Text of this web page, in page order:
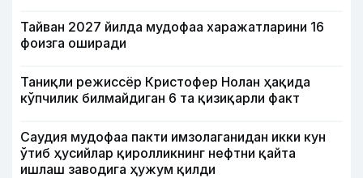
Тайван 2027 йилда мудофаа харажатларини 16
фоизга оширади
Таниқли режиссёр Кристофер Нолан ҳақида
кўпчилик билмайдиган 6 та қизиқарли факт
Саудия мудофаа пакти имзолаганидан икки кун
ўтиб ҳусийлар қиролликнинг нефтни қайта
ишлаш заводига ҳужум қилди